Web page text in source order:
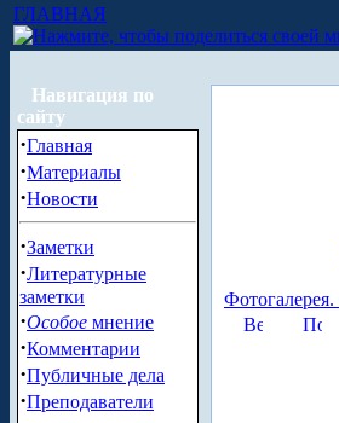
ГЛАВНАЯ
Навигация по
сайту
·Главная
·Материалы
·Новости
·Заметки
·Литературные
заметки
·Особое мнение
·Комментарии
·Публичные дела
·Преподаватели